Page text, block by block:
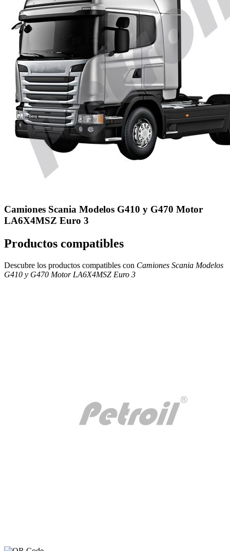
Camiones Scania Modelos G410 y G470 Motor
LA6X4MSZ Euro 3
Productos compatibles
Descubre los productos compatibles con Camiones Scania Modelos
G410 y G470 Motor LA6X4MSZ Euro 3